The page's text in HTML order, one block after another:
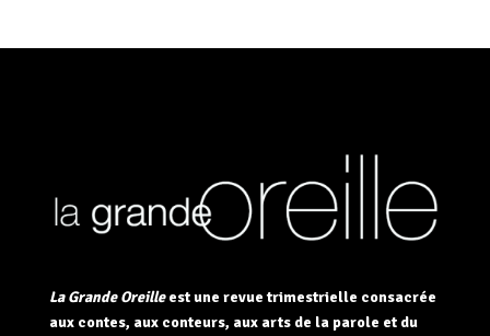
La Grande Oreilleest une revue trimestrielle consacrée
aux contes, aux conteurs, aux arts de la parole et du